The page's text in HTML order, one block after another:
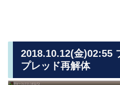
2018.10.12(金)02:55
プレッド再解体